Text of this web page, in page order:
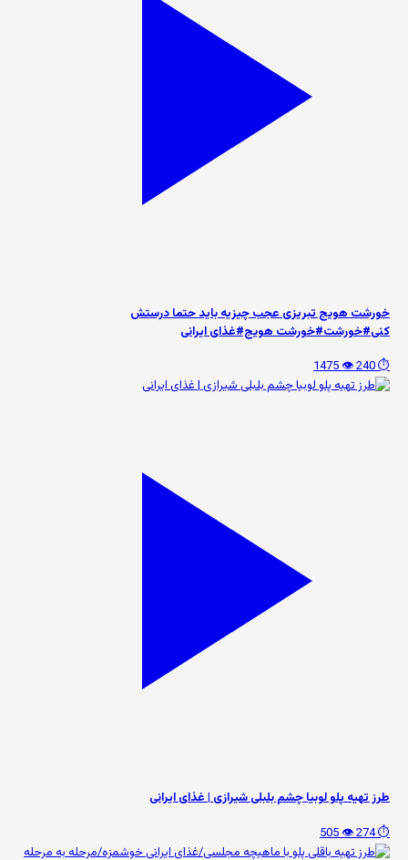
خورشت هویج تبریزی عجب چیزیه باید حتما درستش
کنی#خورشت#خورشت هویج#غذای ایرانی
⏱️ 240
👁️ 1475
طرز تهیه پلو لوبیا چشم بلبلی شیرازی | غذای ایرانی
⏱️ 274
👁️ 505